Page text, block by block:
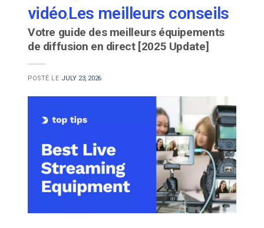
vidéo,Les meilleurs conseils
Votre guide des meilleurs équipements
de diffusion en direct [2025 Update]
POSTÉ LE JULY 23, 2026